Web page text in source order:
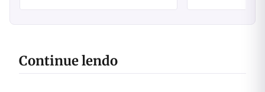
Continue lendo